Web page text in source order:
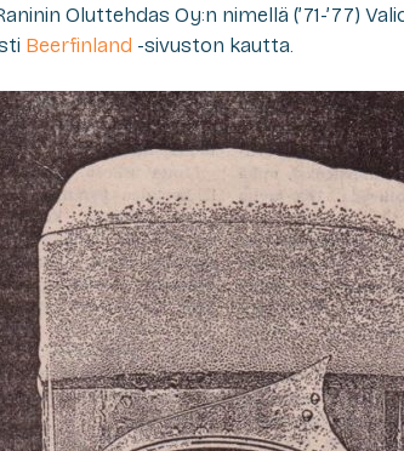
Oluttehdas Oy:n nimellä (’71-’77)
Beerfinland -sivuston kautta.